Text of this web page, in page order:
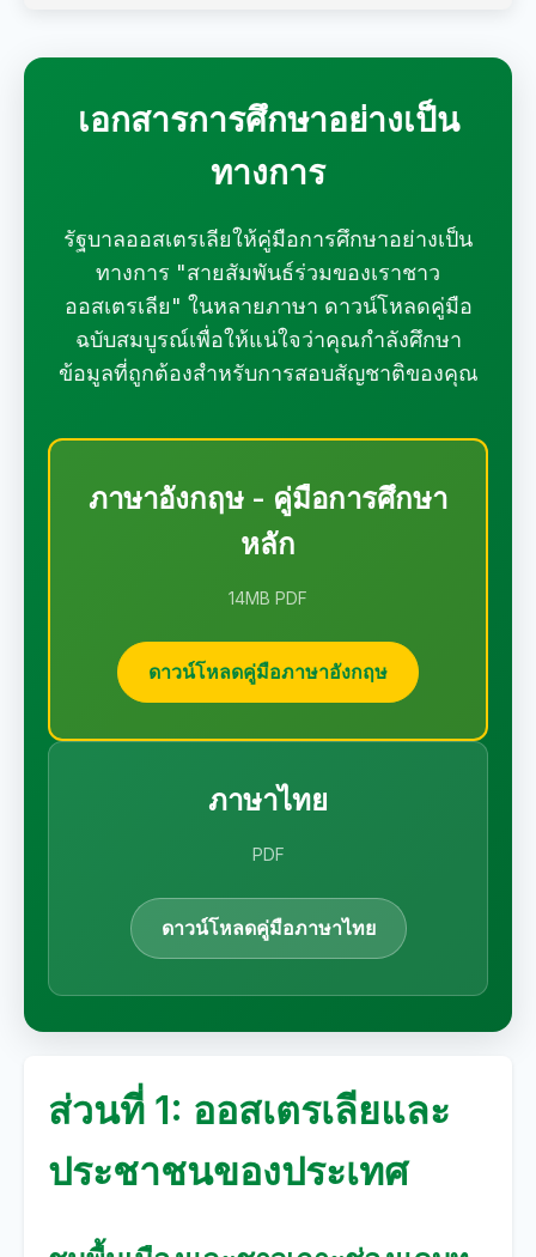
เอกสารการศึกษาอย่างเป็น
ทางการ
รัฐบาลออสเตรเลียให้คู่มือการศึกษาอย่างเป็น
ทางการ "สายสัมพันธ์ร่วมของเราชาว
ออสเตรเลีย" ในหลายภาษา ดาวน์โหลดคู่มือ
ฉบับสมบูรณ์เพื่อให้แน่ใจว่าคุณกำลังศึกษา
ข้อมูลที่ถูกต้องสำหรับการสอบสัญชาติของคุณ
ภาษาอังกฤษ - คู่มือการศึกษา
หลัก
14MB PDF
ดาวน์โหลดคู่มือภาษาอังกฤษ
ภาษาไทย
PDF
ดาวน์โหลดคู่มือภาษาไทย
ส่วนที่ 1: ออสเตรเลียและ
ประชาชนของประเทศ